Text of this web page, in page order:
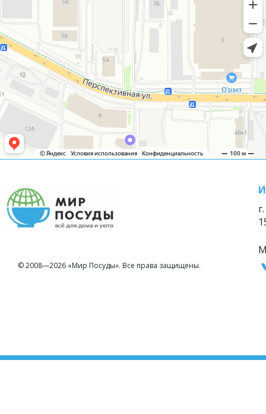
© 2008—2026 «Мир Посуды». Все права защищены.